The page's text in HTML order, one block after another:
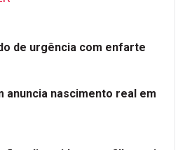
de urgência com enfarte
anuncia nascimento real em